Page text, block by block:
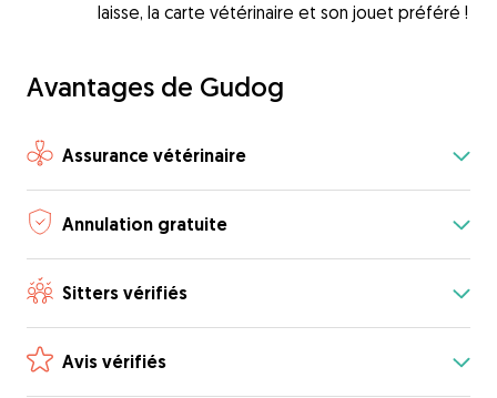
laisse, la carte vétérinaire et son jouet préféré !
Avantages de Gudog
Assurance vétérinaire
Annulation gratuite
Sitters vérifiés
Avis vérifiés